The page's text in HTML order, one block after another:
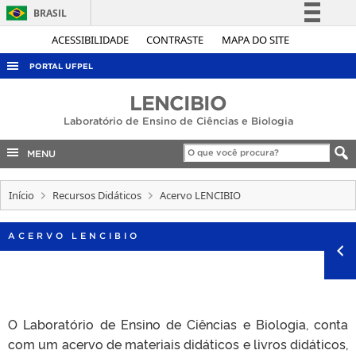
ACESSIBILIDADE CONTRASTE MAPA DO SITE
BRASIL
Simplifique!
Acesso à informação
Canais
PORTAL UFPEL
AUDITORIA
EDITAIS
LENCIBIO
Laboratório de Ensino de Ciências e Biologia
MENU
Início Recursos Didáticos Acervo LENCIBIO
ACERVO LENCIBIO
O Laboratório de Ensino de Ciências e Biologia, conta
com um acervo de materiais didáticos e livros didáticos,